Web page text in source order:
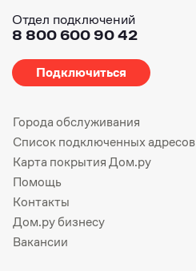
Отдел подключений
8 800 600 90 42
Подключиться
Города обслуживания
Список подключенных адресов
Карта покрытия Дом.ру
Помощь
Контакты
Дом.ру бизнесу
Вакансии